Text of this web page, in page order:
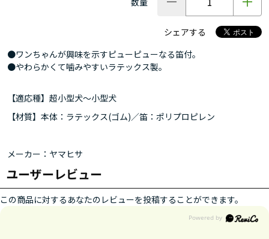
シェアする
●ワンちゃんが興味を示すピューピューなる笛付。
●やわらかくて噛みやすいラテックス製。
【適応種】超小型犬～小型犬
【材質】本体：ラテックス(ゴム)／笛：ポリプロピレン
メーカー：ヤマヒサ
ユーザーレビュー
この商品に対するあなたのレビューを投稿することができます。